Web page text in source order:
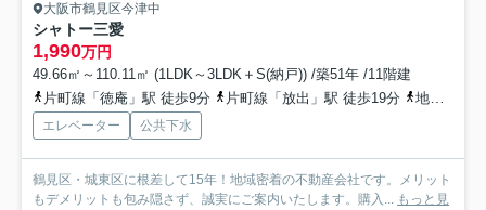
大阪市鶴見区今津中
シャトー三愛
1,990万円
49.66㎡～110.11㎡ (1LDK～3LDK＋S(納戸)) /築51年 /11階建
片町線「徳庵」駅 徒歩9分
片町線「放出」駅 徒歩19分 地下鉄長堀鶴見緑地「横堤」駅 徒歩18分
エレベーター 公共下水
鶴見区・城東区に根差して15年！地域密着の不動産会社です。メリット
もデメリットも包み隠さず、誠実にご案内いたします。購入... もっと見